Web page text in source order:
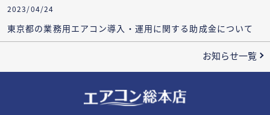
2023/04/24
東京都の業務用エアコン導入・運用に関する助成金について
お知らせ一覧